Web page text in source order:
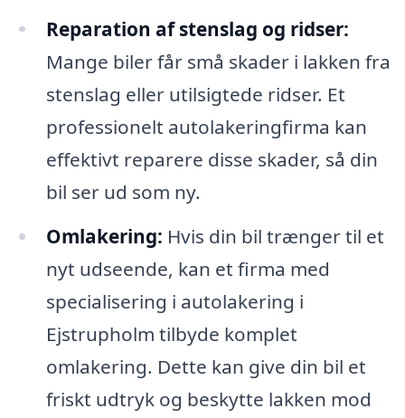
Reparation af stenslag og ridser:
Mange biler får små skader i lakken fra
stenslag eller utilsigtede ridser. Et
professionelt autolakeringfirma kan
effektivt reparere disse skader, så din
bil ser ud som ny.
Omlakering: Hvis din bil trænger til et
nyt udseende, kan et firma med
specialisering i autolakering i
Ejstrupholm tilbyde komplet
omlakering. Dette kan give din bil et
friskt udtryk og beskytte lakken mod